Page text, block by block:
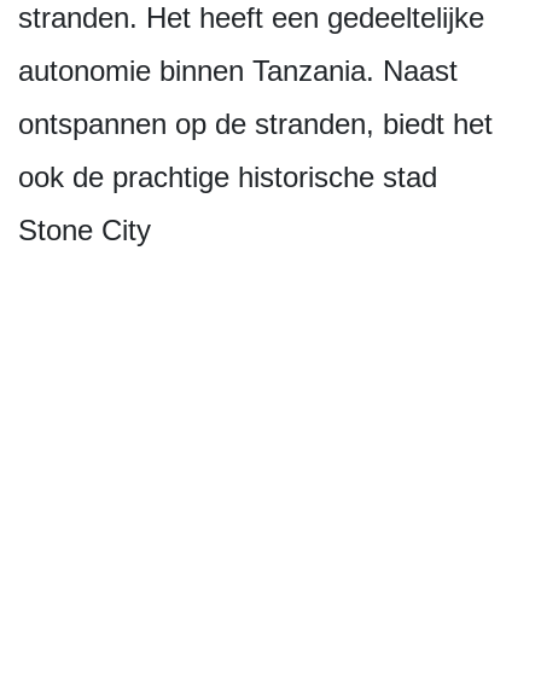
stranden. Het heeft een gedeeltelijke
autonomie binnen Tanzania. Naast
ontspannen op de stranden, biedt het
ook de prachtige historische stad
Stone City